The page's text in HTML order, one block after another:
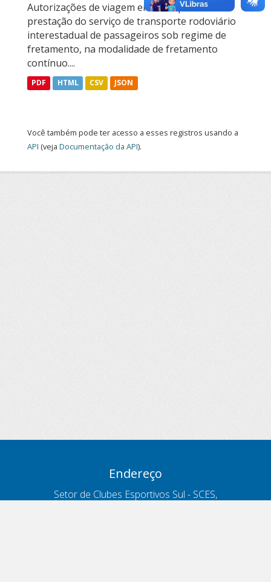
Autorizações de viagem emitidas para a
prestação do serviço de transporte rodoviário
interestadual de passageiros sob regime de
fretamento, na modalidade de fretamento
contínuo....
PDF HTML CSV JSON
Você também pode ter acesso a esses registros usando a
API (veja Documentação da API).
Endereço
Setor de Clubes Esportivos Sul - SCES,